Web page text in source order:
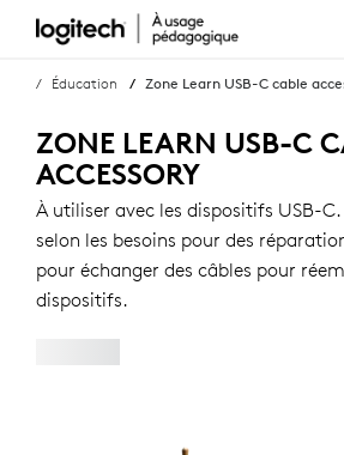
ACCESSOIRE
DE
CÂBLE
USB-
ZONE
LEARN
Éducation Zone Learn USB-C cable
ZONE LEARN USB-C
ACCESSORY
À utiliser avec les dispositifs USB-
selon les besoins pour des
pour échanger des câbles pour
dispositifs.